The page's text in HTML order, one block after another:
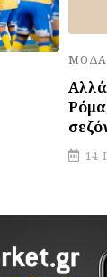
ΜΌΔΑ
14